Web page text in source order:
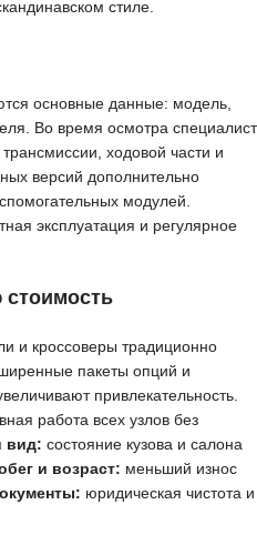
стиле.
основные данные: модель,
Во время осмотра специалист
ходовой части и
версий дополнительно
модулей.
эксплуатация и регулярное
стоимость
и кроссоверы традиционно
пакеты опций и
привлекательность.
работа всех узлов без
вид: состояние кузова и салона
и возраст: меньший износ
юридическая чистота и